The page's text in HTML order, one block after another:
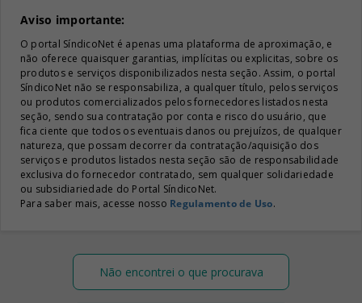
Aviso importante:
O portal SíndicoNet é apenas uma plataforma de aproximação, e
não oferece quaisquer garantias, implícitas ou explicitas, sobre os
produtos e serviços disponibilizados nesta seção. Assim, o portal
SíndicoNet não se responsabiliza, a qualquer título, pelos serviços
ou produtos comercializados pelos fornecedores listados nesta
seção, sendo sua contratação por conta e risco do usuário, que
fica ciente que todos os eventuais danos ou prejuízos, de qualquer
natureza, que possam decorrer da contratação/aquisição dos
serviços e produtos listados nesta seção são de responsabilidade
exclusiva do fornecedor contratado, sem qualquer solidariedade
ou subsidiariedade do Portal SíndicoNet.
Para saber mais, acesse nosso Regulamento de Uso.
Não encontrei o que procurava